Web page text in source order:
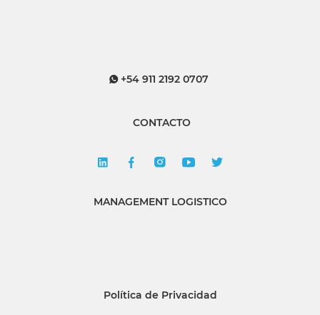
+54 911 2192 0707
CONTACTO
MANAGEMENT LOGISTICO
Política de Privacidad